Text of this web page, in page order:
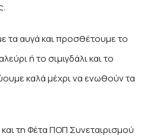
τα αυγά και προσθέτουμε το
ή το σιμιγδάλι και το
καλά μέχρι να ενωθούν τα
τη Φέτα ΠΟΠ Συνεταιρισμού